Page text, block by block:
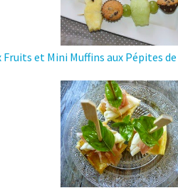
et Mini Muffins aux Pépites